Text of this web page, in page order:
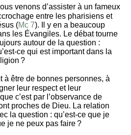
ous venons d’assister à un fameux
entre les pharisiens et
(Mc 7). Il y en a beaucoup
les Évangiles. Le débat tourne
autour de la question :
ce qui est important dans la
?
à être de bonnes personnes, à
leur respect et leur
c’est par l’observance de
proches de Dieu. La relation
la question : qu’est-ce que je
je ne peux pas faire ?